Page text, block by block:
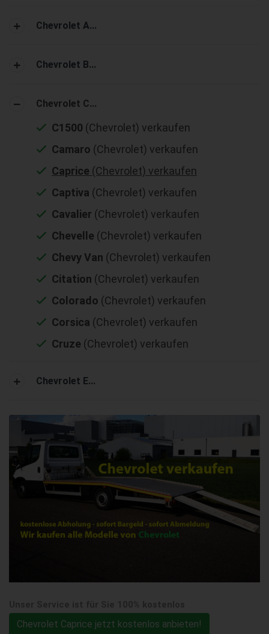
Chevrolet A...
Chevrolet B...
Chevrolet C...
C1500 (Chevrolet) verkaufen
Camaro (Chevrolet) verkaufen
Caprice (Chevrolet) verkaufen
Captiva (Chevrolet) verkaufen
Cavalier (Chevrolet) verkaufen
Chevelle (Chevrolet) verkaufen
Chevy Van (Chevrolet) verkaufen
Citation (Chevrolet) verkaufen
Colorado (Chevrolet) verkaufen
Corsica (Chevrolet) verkaufen
Cruze (Chevrolet) verkaufen
Chevrolet E...
Chevrolet Caprice jetzt kostenlos anbieten!